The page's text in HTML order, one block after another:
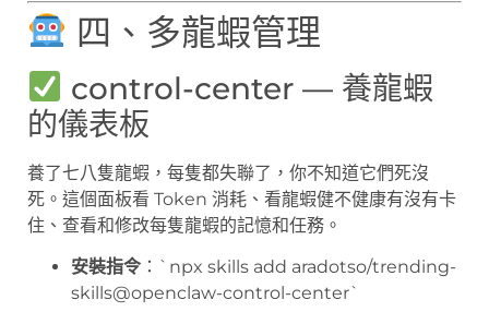
四、多龍蝦管理
control-center — 養龍蝦
的儀表板
養了七八隻龍蝦，每隻都失聯了，你不知道它們死沒
死。這個面板看 Token 消耗、看龍蝦健不健康有沒有卡
住、查看和修改每隻龍蝦的記憶和任務。
安裝指令 ：`npx skills add aradotso/trending-
skills@openclaw-control-center`